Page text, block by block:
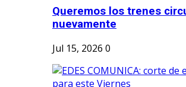
Queremos los trenes
nuevamente
Jul 15, 2026 0